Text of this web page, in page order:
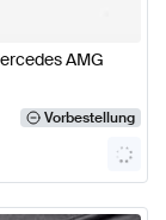
AMG
Vorbestellung